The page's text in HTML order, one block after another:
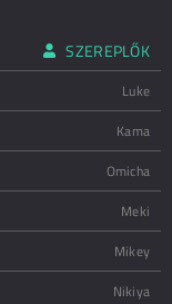
SZEREPLŐK
Luke
Kama
Omicha
Meki
Mikey
Nikiya